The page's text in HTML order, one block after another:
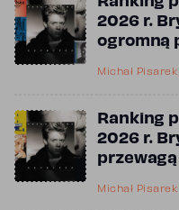
2026 r.
ogromną
Michał Pisarek
Ranking
2026 r.
Michał Pisarek